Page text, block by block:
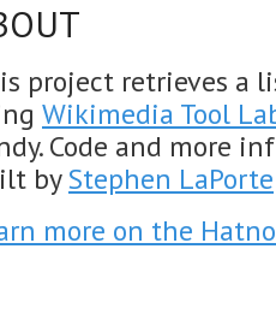
project retrieves a
Wikimedia Tool
Code and more
byStephen LaPorte
more on the